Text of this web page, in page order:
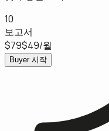
10
보고서
$79$49/월
Buyer 시작